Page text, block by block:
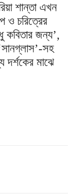
শান্তা এখন
ও চরিত্রের
কবিতার জন্য’,
সহ
মাঝে